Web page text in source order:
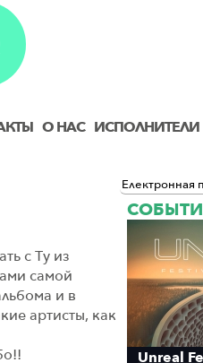
О НАС ИСПОЛНИТЕЛИ
с Ту из
самой
и в
артисты, как
Unreal